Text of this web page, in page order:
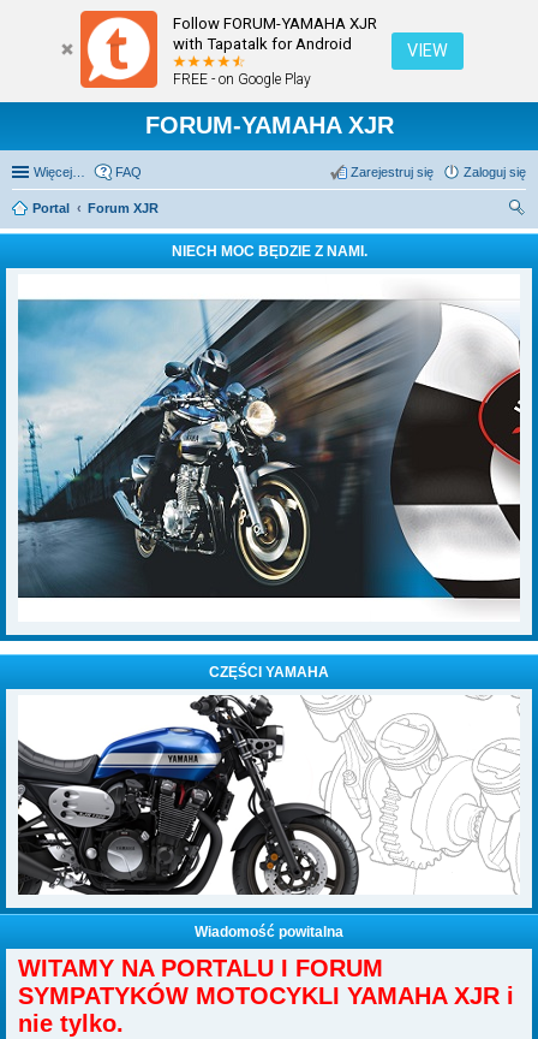
Follow FORUM-YAMAHA XJR
with Tapatalk for Android
FREE - on Google Play
VIEW
FORUM-YAMAHA XJR
Więcej… FAQ Zaloguj się
Zarejestruj się
Portal
Forum XJR
zu
kaj
NIECH MOC BĘDZIE Z NAMI.
CZĘŚCI YAMAHA
Wiadomość powitalna
WITAMY NA PORTALU I FORUM
SYMPATYKÓW MOTOCYKLI YAMAHA XJR i
nie tylko.